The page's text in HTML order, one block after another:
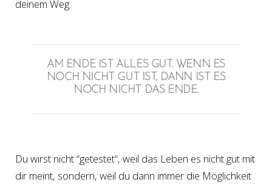
deinem Weg.
AM ENDE IST ALLES GUT. WENN ES
NOCH NICHT GUT IST, DANN IST ES
NOCH NICHT DAS ENDE.
Du wirst nicht “getestet“, weil das Leben es nicht gut mit
dir meint, sondern, weil du dann immer die Möglichkeit